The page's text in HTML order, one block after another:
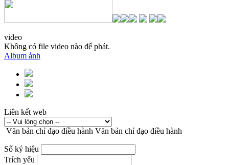
video
Không có file video nào để phát.
Album ảnh
Liên kết web
Văn bản chỉ đạo điều hành Văn bản chỉ đạo điều hành
Số ký hiệu
Trích yếu